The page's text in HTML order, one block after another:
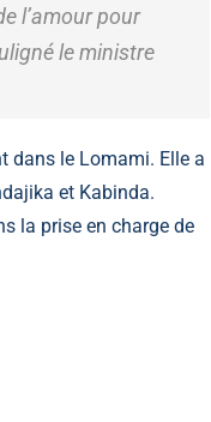
l’amour pour
le ministre
dans le Lomami. Elle a
et Kabinda.
la prise en charge de